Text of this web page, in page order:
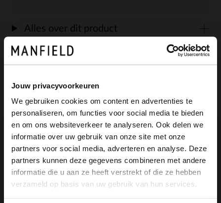
Jouw privacyvoorkeuren
We gebruiken cookies om content en advertenties te
personaliseren, om functies voor social media te bieden
en om ons websiteverkeer te analyseren. Ook delen we
informatie over uw gebruik van onze site met onze
partners voor social media, adverteren en analyse. Deze
partners kunnen deze gegevens combineren met andere
informatie die u aan ze heeft verstrekt of die ze hebben
verzameld op basis van uw gebruik van hun services.
Voor jou erbij gezocht
Alles over dit product
Maattabel
Bezorgen & retour
×
View this website in English?
It looks like your language isn't Dutch. Would
you like to switch to English?